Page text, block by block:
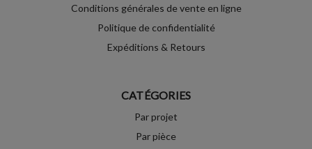
Conditions générales de vente en ligne
Politique de confidentialité
Expéditions & Retours
CATÉGORIES
Par projet
Par pièce